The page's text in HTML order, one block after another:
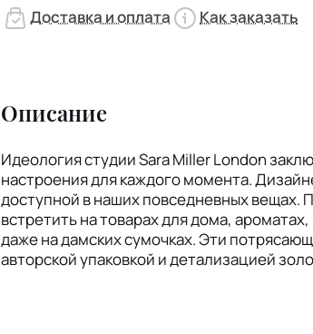
Доставка и оплата Как заказать
Описание
Идеология студии Sara Miller London
настроения для каждого момента.
доступной в наших повседневных
встретить на товарах для дома,
даже на дамских сумочках. Эти
авторской упаковкой и детализацией